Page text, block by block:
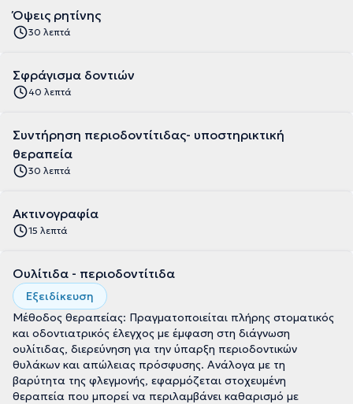
Όψεις ρητίνης
30 λεπτά
Σφράγισμα δοντιών
40 λεπτά
Συντήρηση περιοδοντίτιδας- υποστηρικτική
θεραπεία
30 λεπτά
Ακτινογραφία
15 λεπτά
Ουλίτιδα - περιοδοντίτιδα
Εξειδίκευση
Μέθοδος θεραπείας: Πραγματοποιείται πλήρης στοματικός
και οδοντιατρικός έλεγχος με έμφαση στη διάγνωση
ουλίτιδας, διερεύνηση για την ύπαρξη περιοδοντικών
θυλάκων και απώλειας πρόσφυσης. Ανάλογα με τη
βαρύτητα της φλεγμονής, εφαρμόζεται στοχευμένη
θεραπεία που μπορεί να περιλαμβάνει καθαρισμό με